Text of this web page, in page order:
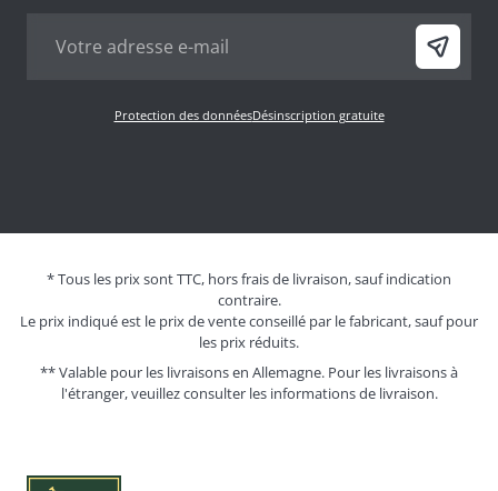
Protection des donnéesDésinscription gratuite
* Tous les prix sont TTC, hors frais de livraison, sauf indication
contraire.
Le prix indiqué est le prix de vente conseillé par le fabricant, sauf pour
les prix réduits.
** Valable pour les livraisons en Allemagne. Pour les livraisons à
l'étranger, veuillez consulter les informations de livraison.